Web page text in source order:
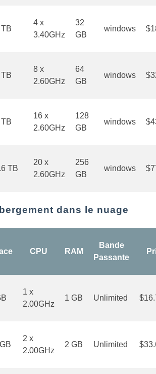
4 x
3.40GHz
32
GB
windows
8 x
2.60GHz
64
GB
windows
16 x
2.60GHz
128
GB
windows
TB
20 x
2.60GHz
256
GB
windows
dans le nuage
CPU RAM
Bande
Passante
1 x
2.00GHz
1 GB Unlimited
2 x
2.00GHz
2 GB Unlimited